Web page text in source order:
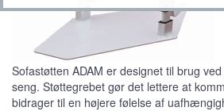
Sofastøtten ADAM er designet til brug
seng. Støttegrebet gør det lettere at
bidrager til en højere følelse af